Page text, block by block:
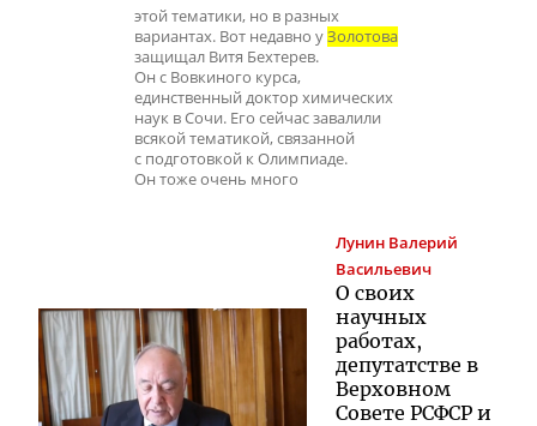
этой тематики, но в разных
вариантах. Вот недавно уЗолотова
защищал Витя Бехтерев.
Он с Вовкиного курса,
единственный доктор химических
наук в Сочи. Его сейчас завалили
всякой тематикой, связанной
с подготовкой к Олимпиаде.
Он тоже очень много
Лунин Валерий
Васильевич
О своих
научных
работах,
депутатстве в
Верховном
Совете РСФСР и